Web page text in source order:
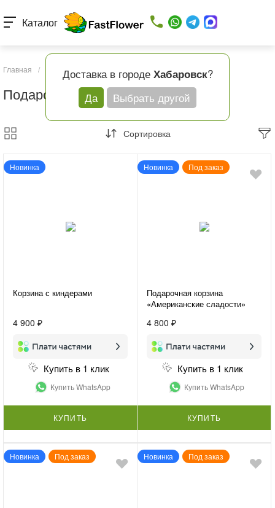
Доставка в городе Хабаровск?
Да
Выбрать другой
Каталог
Главная / Каталог товаров Подарочные наборы
Подарочные наборы
Сортировка
Новинка
Корзина с киндерами
4 900 ₽
Купить в 1 клик
Купить WhatsApp
КУПИТЬ
Новинка Под заказ
Подарочная корзина
«Американские сладости»
4 800 ₽
Купить в 1 клик
Купить WhatsApp
КУПИТЬ
Новинка Под заказ Новинка Под заказ